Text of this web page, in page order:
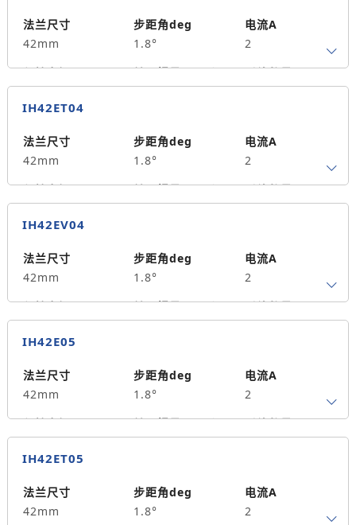
法兰尺寸
42mm
步距角deg
1.8°
电流A
2
保持力矩N.m
0.4
转子惯量g.cm²
57
引线数量
0
8
单出轴
58.5
重量kg
0.38
IH42ET04
法兰尺寸
42mm
步距角deg
1.8°
电流A
2
保持力矩N.m
0.4
转子惯量g.cm²
57
引线数量
0
8
单出轴
54.2
重量kg
0.38
IH42EV04
法兰尺寸
42mm
步距角deg
1.8°
电流A
2
保持力矩N.m
0.4
转子惯量g.cm²
57
引线数量
0
8
单出轴
54.2
重量kg
0.38
IH42E05
法兰尺寸
42mm
步距角deg
1.8°
电流A
2
保持力矩N.m
0.5
转子惯量g.cm²
82
引线数量
0
8
单出轴
66.5
重量kg
IH42ET05
法兰尺寸
42mm
步距角deg
1.8°
电流A
2